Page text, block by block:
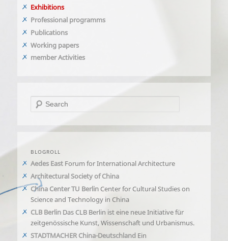
Exhibitions
Professional programms
Publications
Working papers
member Activities
Search
BLOGROLL
Aedes East Forum for International Architecture
Architectural Society of China
China Center TU BerlinCenter for Cultural Studies on
Science and Technology in China
CLB Berlin Das CLB Berlin ist eine neue Initiative für
zeitgenössische Kunst, Wissenschaft und Urbanismus.
STADTMACHER China-Deutschland Ein